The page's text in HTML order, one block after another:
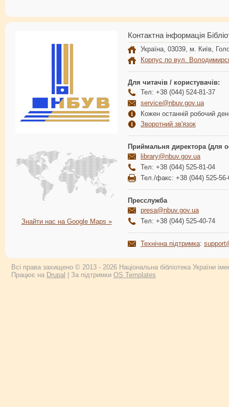
Знайти нас на Google Maps »
Контактна інформація
Україна, 03039, м. Київ,
Корпус по вул.
Для читачів / користувачів:
Тел: +38 (044) 524-81-37
service@nbuv.gov.ua
Кожен останній робочий
Зворотний зв'язок
Приймальня директора (для
library@nbuv.gov.ua
Тел: +38 (044) 525-81-04
Тел./факс: +38 (044) 525-56-
Пресслужба
presa@nbuv.gov.ua
Тел: +38 (044) 525-40-74
Технічна підтримка:
Всі права захищено © 2013 - 2026 Національна бібліотека України
Працює на Drupal | За підтримки OS Templates